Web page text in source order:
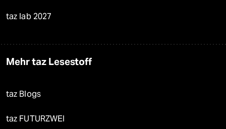
taz lab 2027
Mehr taz Lesestoff
taz Blogs
taz FUTURZWEI